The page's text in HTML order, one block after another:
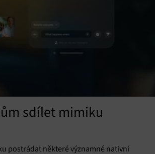
sdílet mimiku
postrádat některé významné nativní